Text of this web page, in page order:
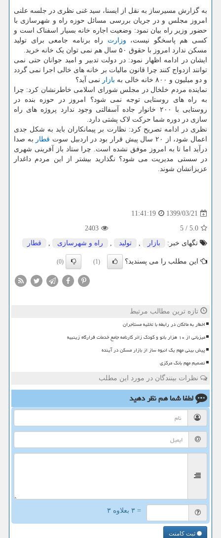
به گزارش مسیرساز به نقل از ایسنا، سید غنی نظری در جلسه علنی
امروز مجلس و در جریان بررسی مسائل حوزه راه و شهرسازی با
حضور وزیر راه بیان نمود: وضعیت اجاره خانه بسیار اسفناک است و
کسی هم پاسخگو نیست، وزارت راه برنامه جامعی برای تولید
مسکن ندارد امروز با حقوق ۵۰ سال هم نمی توان یک خانه خرید.
ایشان در ادامه اظهار نمود: در دولت تدبیر و امید جوانان حتی نمی
توانند ازدواج کنند چرا قانون مالیات بر خانه های خالی اجرا نمی گردد
و دو میلیون و ۸۰۰ خانه خالی به
بازار نمی آید؟
نماینده مردم خلخال در مجلس شورای اسلامی خاطرنشان کرد: چرا
به راه های روستایی توجه نمی شود؟ امروز در حوزه بنده در
روستایی با ۲۰۰ خانوار جاده آسفالتی وجود ندارد پروژه های راه
سازی در دوره شما حرکت لاک پشتی دارد.
نظری در ادامه تصریح کرد: نظارت بر پیمانکاران باید به شکل جدی
اعمال شود، از ۲۰ سال پیش قرار بود در اردبیل سوت
قطار به صدا
درآید اما تا به امروز موفق نشده است. چرا ستاد باز آفرینی شهری
در سستی مدیریت می شود؟ نگذارید بیشتر از این مردم داغدار
عزیزانشان شوند.
1399/03/21
11:41:19
5.0
/
5
2403
تگهای خبر:
بازار , تولید , راه و شهرسازی , قطار
این مطلب را می پسندید؟ (1)
(0)
تازه ترین مطالب مرتبط
اخطار به مالکان در رابطه با تخلیه مستأجران
میزبانی از ۱۰ هزار بانو و کودک زائر کارنامه جامع خدمات قرارگاه زینبیه
پیش بینی مهم یک انبوه ساز از بازار مسکن در آینده
تصمیم مهم بانک مرکزی
نظرات بینندگان در مورد این مطلب
لطفا شما همنظر دهید
= ۳ بعلاوه ۳
ثبت کامنت